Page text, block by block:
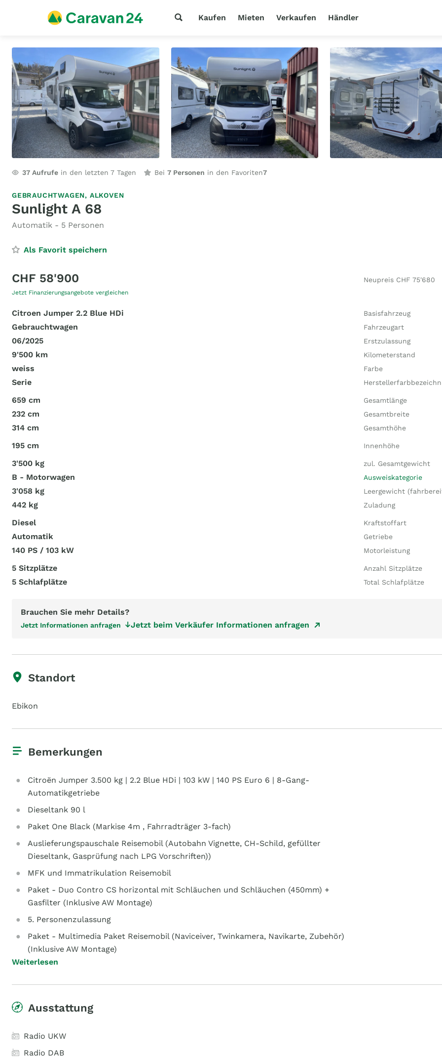
Kaufen Mieten Verkaufen Händler
37 Aufrufe in den letzten 7 Tagen Bei 7 Personen in den Favoriten7
GEBRAUCHTWAGEN, ALKOVEN
Sunlight A 68
Automatik - 5 Personen
Als Favorit speichern
CHF 58'900 Neupreis CHF 75'680
Jetzt Finanzierungsangebote vergleichen
Citroen Jumper 2.2 Blue HDi Basisfahrzeug
Gebrauchtwagen Fahrzeugart
06/2025 Erstzulassung
9'500 km Kilometerstand
weiss Farbe
Serie
659 cm Gesamtlänge
232 cm Gesamtbreite
314 cm Gesamthöhe
195 cm Innenhöhe
3'500 kg zul. Gesamtgewicht
B - Motorwagen Ausweiskategorie
3'058 kg Leergewicht
442 kg Zuladung
Diesel Kraftstoffart
Automatik Getriebe
140 PS / 103 kW Motorleistung
5 Sitzplätze Anzahl Sitzplätze
5 Schlafplätze Total Schlafplätze
Brauchen Sie mehr Details?
Jetzt Informationen anfragen Jetzt beim Verkäufer Informationen anfragen
Standort
Ebikon
Bemerkungen
Citroën Jumper 3.500 kg | 2.2 Blue HDi | 103 kW | 140 PS Euro 6 | 8-Gang-
Automatikgetriebe
Dieseltank 90 l
Paket One Black (Markise 4m , Fahrradträger 3-fach)
Auslieferungspauschale Reisemobil (Autobahn Vignette, CH-Schild, gefüllter
Dieseltank, Gasprüfung nach LPG Vorschriften))
MFK und Immatrikulation Reisemobil
Paket - Duo Contro CS horizontal mit Schläuchen und Schläuchen (450mm) +
Gasfilter (Inklusive AW Montage)
5. Personenzulassung
Paket - Multimedia Paket Reisemobil (Naviceiver, Twinkamera, Navikarte, Zubehör)
(Inklusive AW Montage)
Weiterlesen
Ausstattung
Radio UKW
Radio DAB